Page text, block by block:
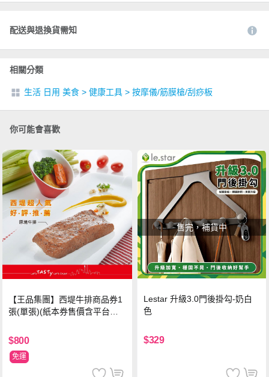
配送與退換貨需知
相關分類
生活 日用 美食 > 健康工具 > 按摩儀/筋膜槍/刮痧板
你可能會喜歡
【王品集團】西堤牛排商品券1
張(單張)(紙本券售價含平台物
$800
免運
售完，補貨中
Lestar 升級3.0門後掛勾-奶白
色
$329